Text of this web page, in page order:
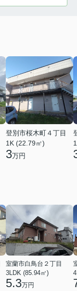
登別市桜木町４丁目
1K (22.79㎡)
3万円
室蘭市白鳥台２丁目
3LDK (85.94㎡)
5.3万円